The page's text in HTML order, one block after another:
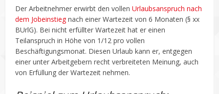
Der Arbeitnehmer erwirbt den vollenUrlaubsanspruch nach
dem Jobeinstiegnach einer Wartezeit von 6 Monaten (§ xx
BUrlG). Bei nicht erfüllter Wartezeit hat er einen
Teilanspruch in Höhe von 1/12 pro vollen
Beschäftigungsmonat. Diesen Urlaub kann er, entgegen
einer unter Arbeitgebern recht verbreiteten Meinung, auch
von Erfüllung der Wartezeit nehmen.